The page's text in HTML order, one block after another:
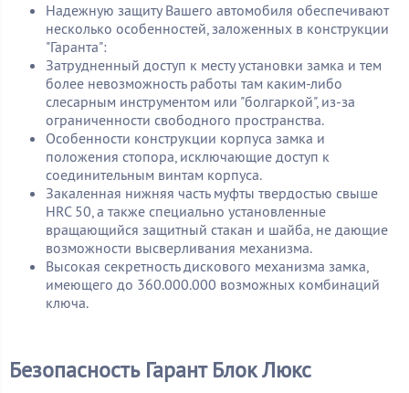
Надежную защиту Вашего автомобиля обеспечивают
несколько особенностей, заложенных в конструкции
"Гаранта":
Затрудненный доступ к месту установки замка и тем
более невозможность работы там каким-либо
слесарным инструментом или "болгаркой", из-за
ограниченности свободного пространства.
Особенности конструкции корпуса замка и
положения стопора, исключающие доступ к
соединительным винтам корпуса.
Закаленная нижняя часть муфты твердостью свыше
HRC 50, а также специально установленные
вращающийся защитный стакан и шайба, не дающие
возможности высверливания механизма.
Высокая секретность дискового механизма замка,
имеющего до 360.000.000 возможных комбинаций
ключа.
Безопасность Гарант Блок Люкс